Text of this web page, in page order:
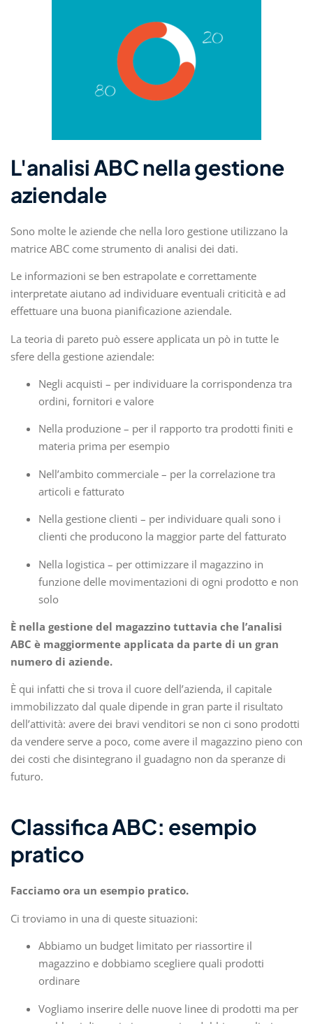
L'analisi ABC nella gestione
aziendale
Sono molte le aziende che nella loro gestione utilizzano la
matrice ABC come strumento di analisi dei dati.
Le informazioni se ben estrapolate e correttamente
interpretate aiutano ad individuare eventuali criticità e ad
effettuare una buona pianificazione aziendale.
La teoria di pareto può essere applicata un pò in tutte le
sfere della gestione aziendale:
Negli acquisti – per individuare la corrispondenza tra
ordini, fornitori e valore
Nella produzione – per il rapporto tra prodotti finiti e
materia prima per esempio
Nell’ambito commerciale – per la correlazione tra
articoli e fatturato
Nella gestione clienti – per individuare quali sono i
clienti che producono la maggior parte del fatturato
Nella logistica – per ottimizzare il magazzino in
funzione delle movimentazioni di ogni prodotto e non
solo
È nella gestione del magazzino tuttavia che l’analisi
ABC è maggiormente applicata da parte di un gran
numero di aziende.
È qui infatti che si trova il cuore dell’azienda, il capitale
immobilizzato dal quale dipende in gran parte il risultato
dell’attività: avere dei bravi venditori se non ci sono prodotti
da vendere serve a poco, come avere il magazzino pieno con
dei costi che disintegrano il guadagno non da speranze di
futuro.
Classifica ABC: esempio
pratico
Facciamo ora un esempio pratico.
Ci troviamo in una di queste situazioni:
Abbiamo un budget limitato per riassortire il
magazzino e dobbiamo scegliere quali prodotti
ordinare
Vogliamo inserire delle nuove linee di prodotti ma per